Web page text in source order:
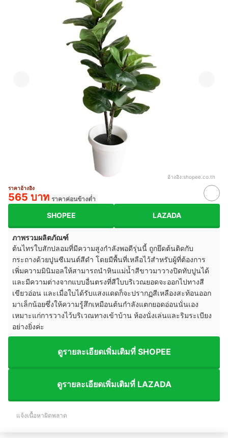
อ้างอิง:shopee.co.th
ราคาอ้างอิง
565 บาท ราคาค่อนข้างต่ำ
SHOPEE LAZADA
ภาพรวมผลิตภัณฑ์
ต้นไทรใบสักปลอมที่มีความสูงกำลังพอดีรุ่นนี้ ถูกยึดต้นติดกับ
กระถางด้วยปูนซีเมนต์สีดำ โดยมีพื้นที่เหลือไว้สำหรับผู้ที่ต้องการ
เพิ่มความมินิมอลให้สามารถนำหินแม่น้ำสีขาวมาวางปิดทับปูนได้
และมีความต่างจากแบบอื่นตรงที่สีใบบริเวณยอดจะออกไปทางสี
เขียวอ่อน และเมื่อใบได้รับแสงแดดก็จะปรากฏสีเหลืองสะท้อนออก
มาเล็กน้อยซึ่งให้ความรู้สึกเหมือนต้นกำลังแตกยอดอ่อนนั่นเอง
เหมาะแก่การวางไว้บริเวณทางเข้าบ้าน ห้องนั่งเล่นและริมระเบียง
อย่างยิ่งค่ะ
ดูรายละเอียดเพิ่มเติมที่ SHOPEE
ดูรายละเอียดเพิ่มเติมที่ LAZADA
แจ้งเนื้อหาผิดพลาด